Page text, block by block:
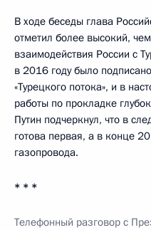
В ходе беседы глава
отметил более высокий,
взаимодействия России с
в 2016 году было
«Турецкого потока», и в
работы по прокладке
Путин подчеркнул, что в
готова первая, а в конце
газопровода.
* * *
Телефонный разговор с